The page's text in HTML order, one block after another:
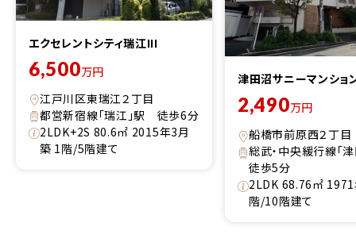
エクセレントシティ瑞江III
6,500万円
江戸川区東瑞江２丁目
都営新宿線「瑞江」駅 徒歩6分
2LDK+2S 80.6㎡ 2015年3月
築 1階/5階建て
津田沼サニーマンショ
2,490万円
船橋市前原西２丁目
総武・中央緩行線「
徒歩5分
2LDK 68.76㎡
階/10階建て